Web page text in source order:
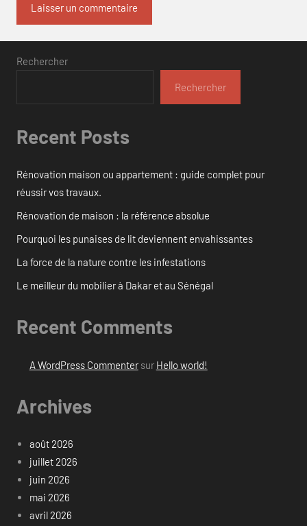
Rechercher
Rechercher
Recent Posts
Rénovation maison ou appartement : guide complet pour
réussir vos travaux.
Rénovation de maison : la référence absolue
Pourquoi les punaises de lit deviennent envahissantes
La force de la nature contre les infestations
Le meilleur du mobilier à Dakar et au Sénégal
Recent Comments
A WordPress Commentersur Hello world!
Archives
août 2026
juillet 2026
juin 2026
mai 2026
avril 2026